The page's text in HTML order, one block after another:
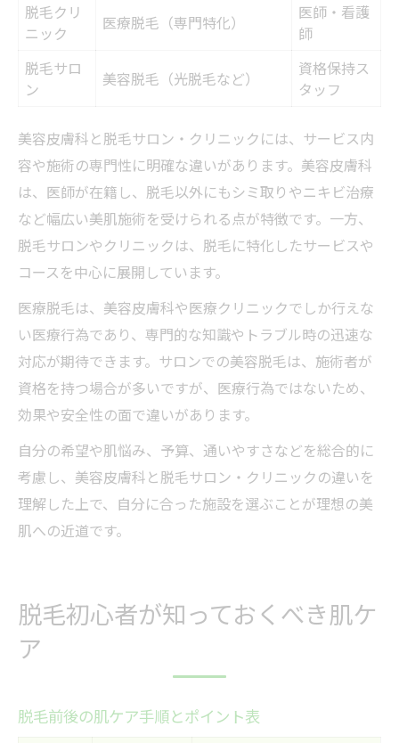
脱毛クリ
ニック
医療脱毛（専門特化）
医師・看護
師
脱毛サロ
ン
美容脱毛（光脱毛など）
資格保持ス
タッフ
美容皮膚科と脱毛サロン・クリニックには、サービス内
容や施術の専門性に明確な違いがあります。美容皮膚科
は、医師が在籍し、脱毛以外にもシミ取りやニキビ治療
など幅広い美肌施術を受けられる点が特徴です。一方、
脱毛サロンやクリニックは、脱毛に特化したサービスや
コースを中心に展開しています。
医療脱毛は、美容皮膚科や医療クリニックでしか行えな
い医療行為であり、専門的な知識やトラブル時の迅速な
対応が期待できます。サロンでの美容脱毛は、施術者が
資格を持つ場合が多いですが、医療行為ではないため、
効果や安全性の面で違いがあります。
自分の希望や肌悩み、予算、通いやすさなどを総合的に
考慮し、美容皮膚科と脱毛サロン・クリニックの違いを
理解した上で、自分に合った施設を選ぶことが理想の美
肌への近道です。
脱毛初心者が知っておくべき肌ケ
ア
脱毛前後の肌ケア手順とポイント表